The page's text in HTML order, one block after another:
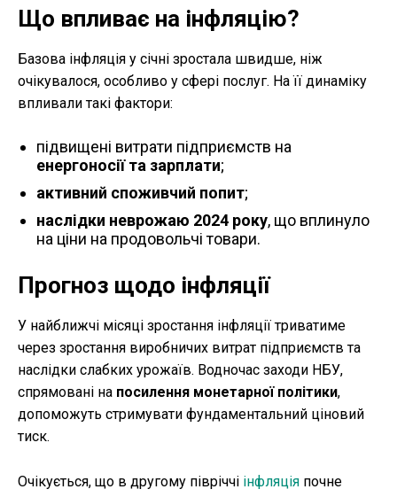
Що впливає на інфляцію?
Базова інфляція у січні зростала швидше, ніж
очікувалося, особливо у сфері послуг. На її динаміку
впливали такі фактори:
підвищені витрати підприємств на
енергоносії та зарплати;
активний споживчий попит;
наслідки неврожаю 2024 року, що вплинуло
на ціни на продовольчі товари.
Прогноз щодо інфляції
У найближчі місяці зростання інфляції триватиме
через зростання виробничих витрат підприємств та
наслідки слабких урожаїв. Водночас заходи НБУ,
спрямовані на посилення монетарної політики,
допоможуть стримувати фундаментальний ціновий
тиск.
Очікується, що в другому півріччі інфляція почне